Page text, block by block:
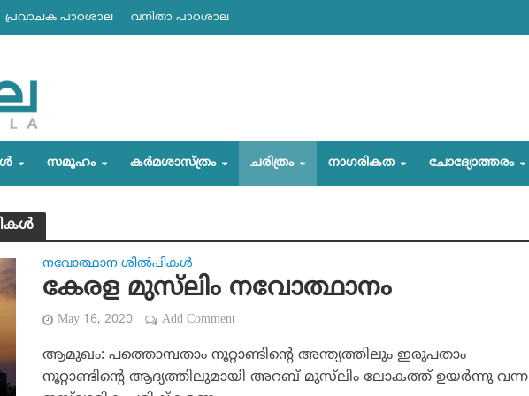
പ്രവാചക പാഠശാല വനിതാ പാഠശാല
സമൂഹം കര്‍മശാസ്ത്രം ചരിത്രം നാഗരികത ചോദ്യോത്തരം
നവോത്ഥാന ശില്‍പികള്‍
കേരള മുസ്‌ലിം നവോത്ഥാനം
May 16, 2020 Add Comment
ആമുഖം: പത്തൊമ്പതാം നൂറ്റാണ്ടിന്റെ അന്ത്യത്തിലും ഇരുപതാം
നൂറ്റാണ്ടിന്റെ ആദ്യത്തിലുമായി അറബ് മുസ്‌ലിം ലോകത്ത് ഉയര്‍ന്നു വന്ന